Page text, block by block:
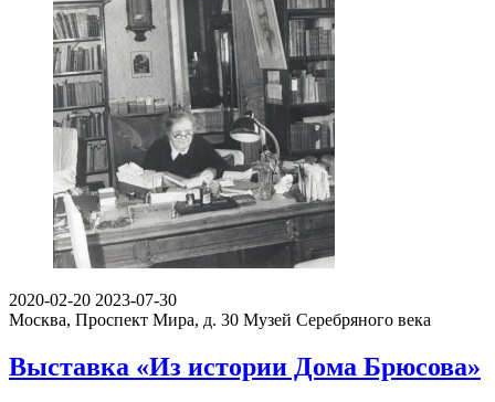
2020-02-20 2023-07-30
Москва, Проспект Мира, д. 30 Музей Серебряного века
Выставка «Из истории Дома Брюсова»